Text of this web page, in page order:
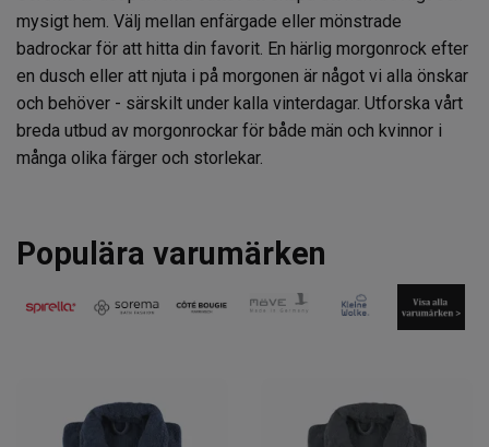
mysigt hem. Välj mellan enfärgade eller mönstrade
badrockar för att hitta din favorit. En härlig morgonrock efter
en dusch eller att njuta i på morgonen är något vi alla önskar
och behöver - särskilt under kalla vinterdagar. Utforska vårt
breda utbud av morgonrockar för både män och kvinnor i
många olika färger och storlekar.
Populära varumärken